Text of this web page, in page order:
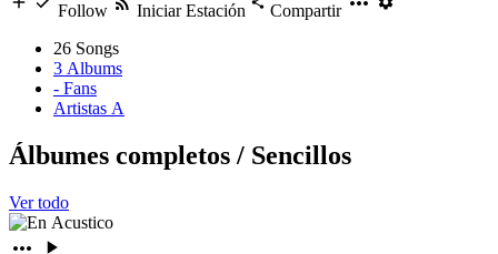
Follow
Iniciar Estación
Compartir
26 Songs
3 Albums
- Fans
Artistas A
Álbumes completos / Sencillos
Ver todo